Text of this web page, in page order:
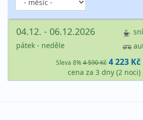
04.12. - 06.12.2026
pátek - neděle
Sleva 8%4 590 Kč 4 223 Kč
cena za 3 dny (2 noci)